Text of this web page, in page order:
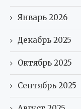
Январь 2026
Декабрь 2025
Октябрь 2025
Сентябрь 2025